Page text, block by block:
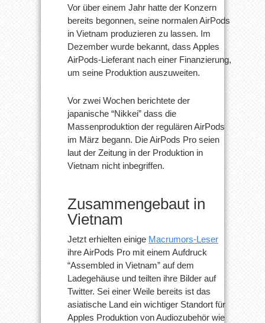
Vor über einem Jahr hatte der Konzern
bereits begonnen, seine normalen AirPods
in Vietnam produzieren zu lassen. Im
Dezember wurde bekannt, dass Apples
AirPods-Lieferant nach einer Finanzierung,
um seine Produktion auszuweiten.
Vor zwei Wochen berichtete der
japanische “Nikkei” dass die
Massenproduktion der regulären AirPods
im März begann. Die AirPods Pro seien
laut der Zeitung in der Produktion in
Vietnam nicht inbegriffen.
Zusammengebaut in
Vietnam
Jetzt erhielten einige Macrumors-Leser
ihre AirPods Pro mit einem Aufdruck
“Assembled in Vietnam” auf dem
Ladegehäuse und teilten ihre Bilder auf
Twitter. Sei einer Weile bereits ist das
asiatische Land ein wichtiger Standort für
Apples Produktion von Audiozubehör wie